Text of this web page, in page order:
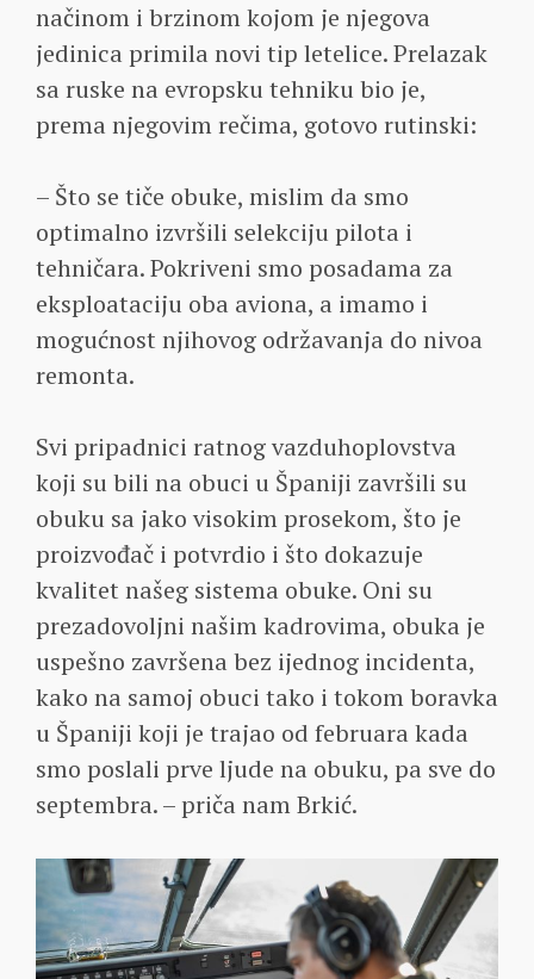
načinom i brzinom kojom je njegova
jedinica primila novi tip letelice. Prelazak
sa ruske na evropsku tehniku bio je,
prema njegovim rečima, gotovo rutinski:
– Što se tiče obuke, mislim da smo
optimalno izvršili selekciju pilota i
tehničara. Pokriveni smo posadama za
eksploataciju oba aviona, a imamo i
mogućnost njihovog održavanja do nivoa
remonta.
Svi pripadnici ratnog vazduhoplovstva
koji su bili na obuci u Španiji završili su
obuku sa jako visokim prosekom, što je
proizvođač i potvrdio i što dokazuje
kvalitet našeg sistema obuke. Oni su
prezadovoljni našim kadrovima, obuka je
uspešno završena bez ijednog incidenta,
kako na samoj obuci tako i tokom boravka
u Španiji koji je trajao od februara kada
smo poslali prve ljude na obuku, pa sve do
septembra. – priča nam Brkić.